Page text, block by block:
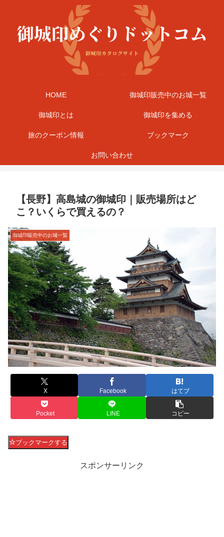
HOME 御城印販売中のお城一覧
御城印とは 御城印を集める
旅のクーポン情報 ブックマーク
お問い合わせ
【長野】高島城の御城印｜販売場所はど
こ？いくらで買えるの？
御城印販売中のお城一覧
X Facebook はてブ
Pocket LINE コピー
ブックマークする
スポンサーリンク